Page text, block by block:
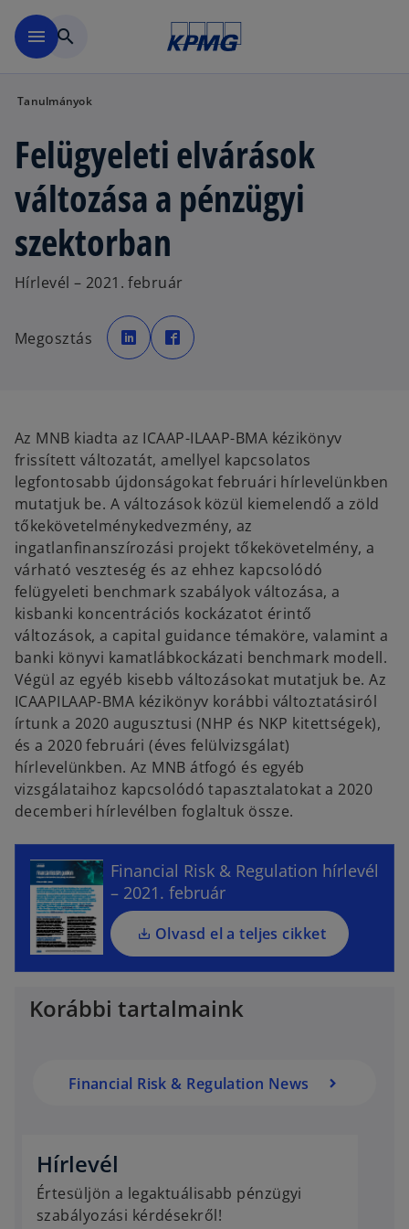
menu search
Tanulmányok
Felügyeleti elvárások
változása a pénzügyi
szektorban
Hírlevél – 2021. február
Megosztás
o
p
e
n
w
t
b
p
e
w
t
a
b
Az MNB kiadta az ICAAP-ILAAP-BMA kézikönyv
frissített változatát, amellyel kapcsolatos
legfontosabb újdonságokat februári hírlevelünkben
mutatjuk be. A változások közül kiemelendő a zöld
tőkekövetelménykedvezmény, az
ingatlanfinanszírozási projekt tőkekövetelmény, a
várható veszteség és az ehhez kapcsolódó
felügyeleti benchmark szabályok változása, a
kisbanki koncentrációs kockázatot érintő
változások, a capital guidance témaköre, valamint a
banki könyvi kamatlábkockázati benchmark modell.
Végül az egyéb kisebb változásokat mutatjuk be. Az
ICAAPILAAP-BMA kézikönyv korábbi változtatásiról
írtunk a 2020 augusztusi (NHP és NKP kitettségek),
és a 2020 februári (éves felülvizsgálat)
hírlevelünkben. Az MNB átfogó és egyéb
vizsgálataihoz kapcsolódó tapasztalatokat a 2020
decemberi hírlevélben foglaltuk össze.
Financial Risk & Regulation hírlevél
– 2021. február
Olvasd el a teljes cikket
o
p
e
n
s
n
a
n
e
w
t
Korábbi tartalmaink
Financial Risk & Regulation News
Hírlevél
Értesüljön a legaktuálisabb pénzügyi
szabályozási kérdésekről!
e
n
s
i